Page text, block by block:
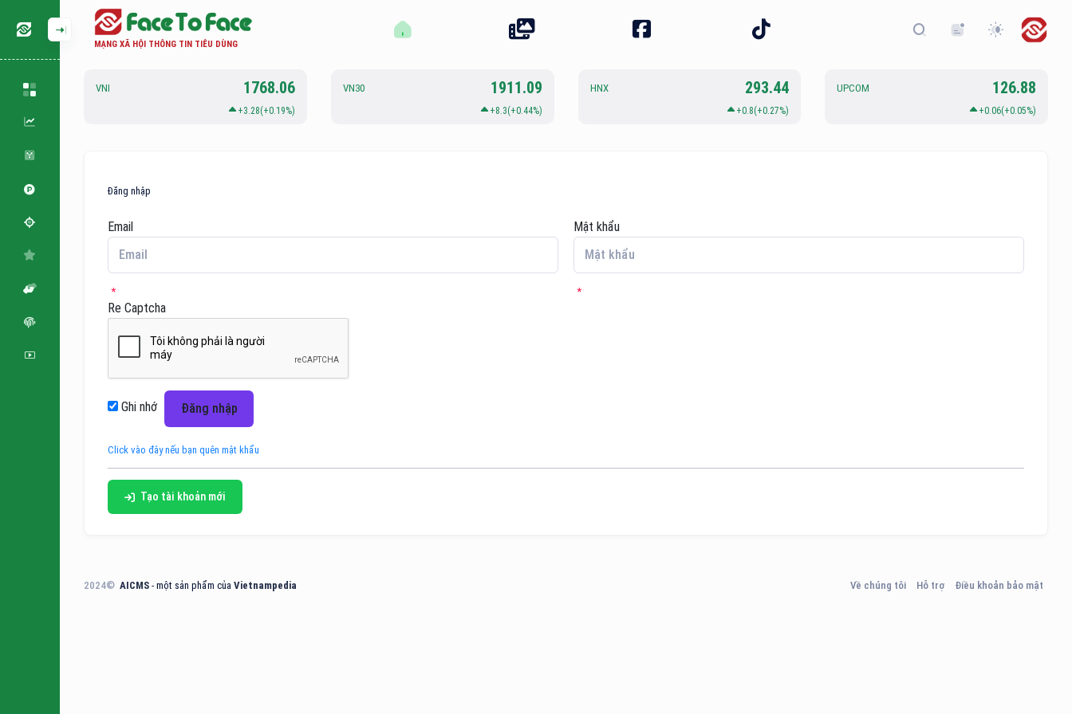
MẠNG XÃ HỘI THÔNG TIN TIÊU DÙNG
126.88 VNI 1768.06
+3.28(+0.19%)
VN30 1911.09
+8.3(+0.44%)
HNX 293.44
+0.8(+0.27%)
UPCOM 126.88
+0.06(+0.05%)
Đăng nhập
Email Mật khẩu
Re Captcha
Ghi nhớ Đăng nhập
Click vào đây nếu bạn quên mật khẩu
Tạo tài khoản mới
2024© AICMS - một sản phẩm củaVietnampedia Về chúng tôi Hỗ trợ Điều khoản bảo mật